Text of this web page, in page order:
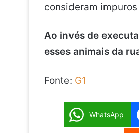
consideram
Ao invés de
esses animais da
Fonte: G1
WhatsApp